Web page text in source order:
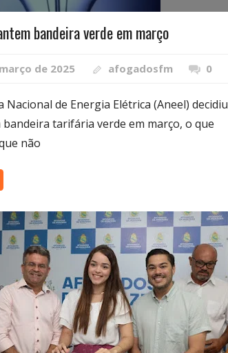
bandeira verde em março
de 2025 afogadosfm 0
Nacional de Energia Elétrica (Aneel) decidiu
bandeira tarifária verde em março, o que
não